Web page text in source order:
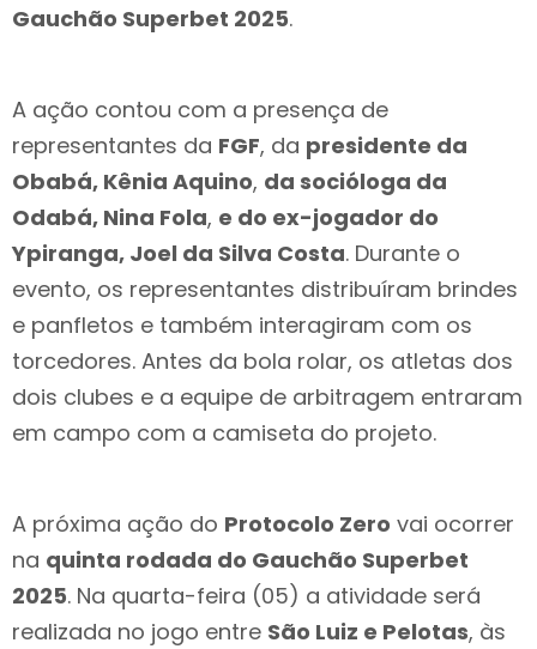
Gauchão Superbet 2025.
A ação contou com a presença de
representantes da FGF, da presidente da
Obabá, Kênia Aquino, da socióloga da
Odabá, Nina Fola, e do ex-jogador do
Ypiranga, Joel da Silva Costa. Durante o
evento, os representantes distribuíram brindes
e panfletos e também interagiram com os
torcedores. Antes da bola rolar, os atletas dos
dois clubes e a equipe de arbitragem entraram
em campo com a camiseta do projeto.
A próxima ação do Protocolo Zero vai ocorrer
na quinta rodada do Gauchão Superbet
2025. Na quarta-feira (05) a atividade será
realizada no jogo entre São Luiz e Pelotas, às